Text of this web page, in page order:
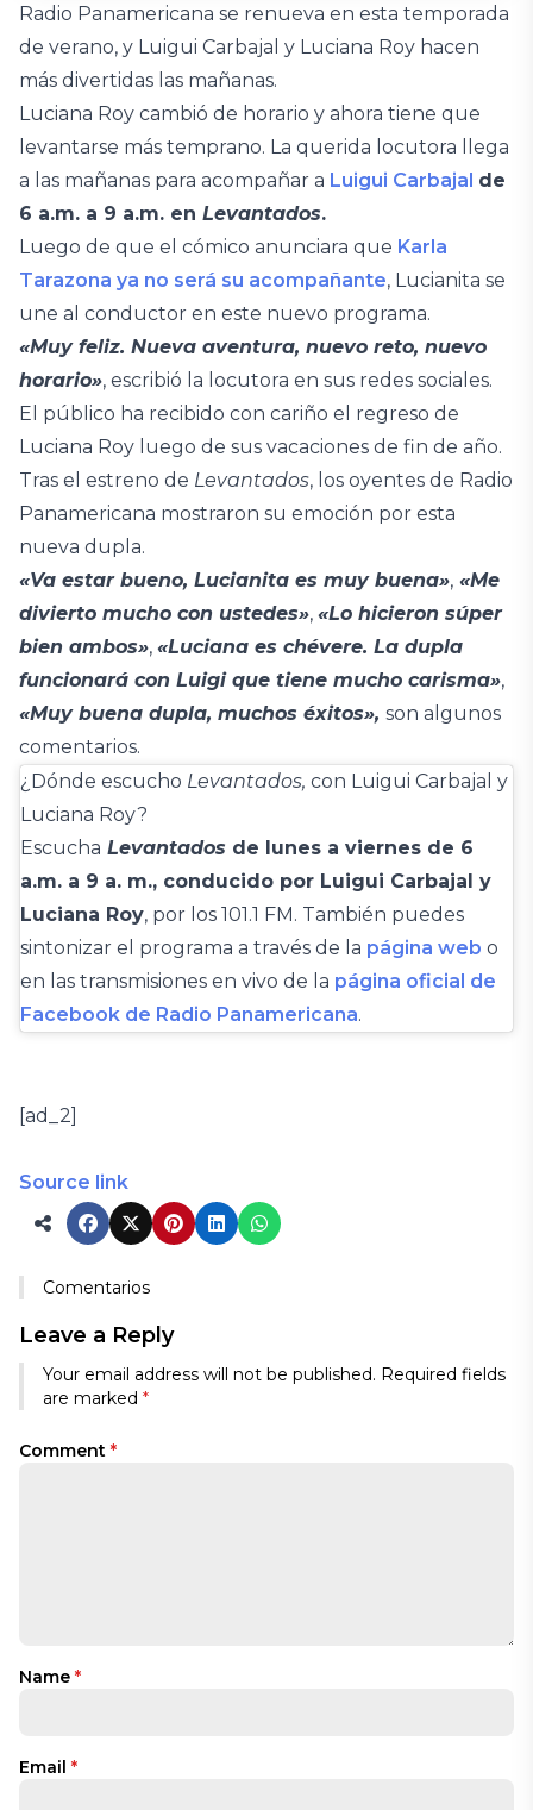
Radio Panamericana se renueva en esta temporada
de verano, y Luigui Carbajal y Luciana Roy hacen
más divertidas las mañanas.
Luciana Roy cambió de horario y ahora tiene que
levantarse más temprano. La querida locutora llega
a las mañanas para acompañar a Luigui Carbajal de
6 a.m. a 9 a.m. en Levantados.
Luego de que el cómico anunciara que Karla
Tarazona ya no será su acompañante, Lucianita se
une al conductor en este nuevo programa.
«Muy feliz. Nueva aventura, nuevo reto, nuevo
horario», escribió la locutora en sus redes sociales.
El público ha recibido con cariño el regreso de
Luciana Roy luego de sus vacaciones de fin de año.
Tras el estreno de Levantados, los oyentes de Radio
Panamericana mostraron su emoción por esta
nueva dupla.
«Va estar bueno, Lucianita es muy buena», «Me
divierto mucho con ustedes», «Lo hicieron súper
bien ambos», «Luciana es chévere. La dupla
funcionará con Luigi que tiene mucho carisma»,
«Muy buena dupla, muchos éxitos», son algunos
comentarios.
¿Dónde escucho Levantados, con Luigui Carbajal y
Luciana Roy?
Escucha Levantados de lunes a viernes de 6
a.m. a 9 a. m., conducido por Luigui Carbajal y
Luciana Roy, por los 101.1 FM. También puedes
sintonizar el programa a través de la página web o
en las transmisiones en vivo de la página oficial de
Facebook de Radio Panamericana.
[ad_2]
Source link
Comentarios
Leave a Reply
Your email address will not be published. Required fields
are marked *
Comment *
Name *
Email *